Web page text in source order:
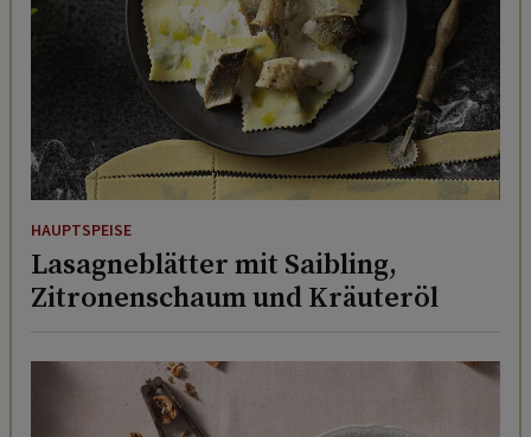
HAUPTSPEISE
Lasagneblätter mit Saibling,
Zitronenschaum und Kräuteröl